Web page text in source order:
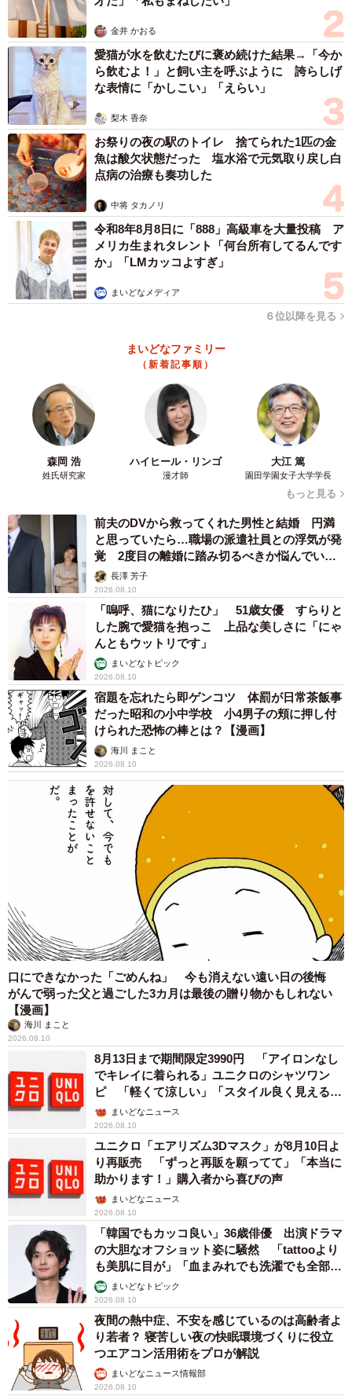
金井 かおる
愛猫が水を飲むたびに褒め続けた結果→「今か
ら飲むよ！」と飼い主を呼ぶように 誇らしげ
な表情に「かしこい」「えらい」
梨木 香奈
お祭りの夜の駅のトイレ 捨てられた1匹の金
魚は酸欠状態だった 塩水浴で元気取り戻し白
点病の治療も奏功した
中将 タカノリ
令和8年8月8日に「888」高級車を大量投稿 ア
メリカ生まれタレント「何台所有してるんです
か」「LMカッコよすぎ」
まいどなメディア
６位以降を見る
まいどなファミリー
（新着記事順）
森岡 浩
姓氏研究家
ハイヒール・リンゴ
漫才師
大江 篤
園田学園女子大学学長
もっと見る
前夫のDVから救ってくれた男性と結婚 円満
と思っていたら…職場の派遣社員との浮気が発
覚 2度目の離婚に踏み切るべきか悩んでいま
す【夫婦関係修復カウンセラーが解説】
長澤 芳子
2026.08.10
「嗚呼、猫になりたひ」 51歳女優 すらりと
した腕で愛猫を抱っこ 上品な美しさに「にゃ
んともウットリです」
まいどなトピック
2026.08.10
宿題を忘れたら即ゲンコツ 体罰が日常茶飯事
だった昭和の小中学校 小4男子の頬に押し付
けられた恐怖の棒とは？【漫画】
海川 まこと
2026.08.10
口にできなかった「ごめんね」 今も消えない遠い日の後悔
がんで弱った父と過ごした3カ月は最後の贈り物かもしれない
【漫画】
海川 まこと
2026.08.10
8月13日まで期間限定3990円 「アイロンなし
でキレイに着られる」ユニクロのシャツワン
ピ 「軽くて涼しい」「スタイル良く見える」
の声まいどなニュース
2026.08.10
ユニクロ「エアリズム3Dマスク」が8月10日よ
り再販売 「ずっと再販を願ってて」「本当に
助かります！」購入者から喜びの声
まいどなニュース
2026.08.10
「韓国でもカッコ良い」36歳俳優 出演ドラマ
の大胆なオフショット姿に騒然 「tattooより
も美肌に目が」「血まみれでも洗濯でも全部か
っこいい」
まいどなトピック
2026.08.10
夜間の熱中症、不安を感じているのは高齢者よ
り若者？ 寝苦しい夜の快眠環境づくりに役立
つエアコン活用術をプロが解説
まいどなニュース情報部
2026.08.10